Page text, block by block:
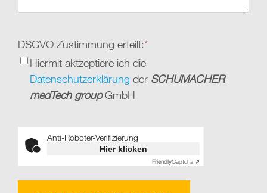
DSGVO Zustimmung erteilt:*
Hiermit aktzeptiere ich die
Datenschutzerklärung der SCHUMACHER
medTech groupGmbH
Anti-Roboter-Verifizierung
Hier klicken
FriendlyCaptcha ⇗